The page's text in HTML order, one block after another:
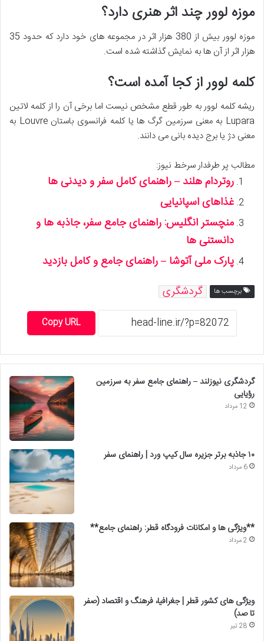
موزه لوور چند اثر هنری دارد؟
موزه لوور بیش از 380 هزار اثر در مجموعه های خود دارد که حدود 35
هزار اثر از آن ها به نمایش گذاشته شده است.
کلمه لوور از کجا آمده است؟
ریشه کلمه لوور به طور قطع مشخص نیست اما برخی آن را از کلمه لاتین
Lupara به معنی سرزمین گرگ ها یا کلمه فرانسوی باستان Louvre به
معنی دژ یا برج دیده بانی می دانند.
مطالب پر طرفدار سرخط نیوز:
روتردام هلند – راهنمای کامل سفر و دیدنی ها
غذاهای اسپانیایی
منچستر انگلیس: راهنمای جامع سفر، جاذبه ها و
دانستنی ها
پارک ملی آتوشا – راهنمای جامع و کامل بازدید
برچسب ها گردشگری
Copy URL
گردشگری نیوزلند – راهنمای جامع سفر به سرزمین
رؤیایی
12 مرداد
۱۰ جاذبه برتر جزیره سال کیپ ورد | راهنمای سفر
6 مرداد
**ویژگی ها و امکانات فرودگاه قطر: راهنمای جامع**
2 مرداد
ویژگی های کشور قطر | جغرافیا، فرهنگ و اقتصاد (صفر
تا صد)
28 تیر